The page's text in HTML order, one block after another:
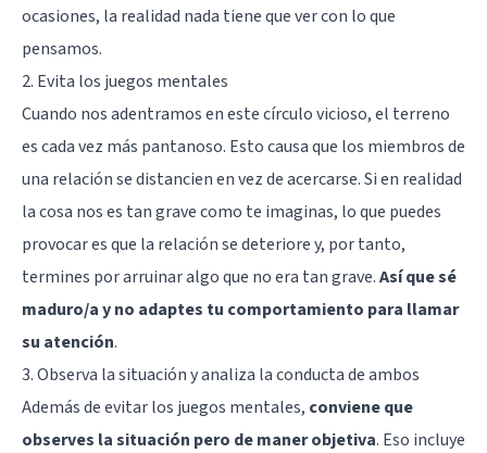
ocasiones, la realidad nada tiene que ver con lo que
pensamos.
2. Evita los juegos mentales
Cuando nos adentramos en este círculo vicioso, el terreno
es cada vez más pantanoso. Esto causa que los miembros de
una relación se distancien en vez de acercarse. Si en realidad
la cosa nos es tan grave como te imaginas, lo que puedes
provocar es que la relación se deteriore y, por tanto,
termines por arruinar algo que no era tan grave.Así que sé
maduro/a y no adaptes tu comportamiento para llamar
su atención.
3. Observa la situación y analiza la conducta de ambos
Además de evitar los juegos mentales, conviene que
observes la situación pero de maner objetiva. Eso incluye